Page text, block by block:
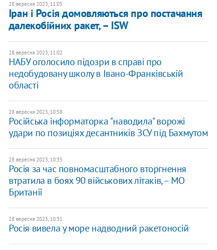
28 вересня 2023, 11:05
Іран і Росія домовляються про постачання
далекобійних ракет, – ISW
28 вересня 2023, 11:02
НАБУ оголосило підозри в справі про
недобудовану школу в Івано-Франківській
області
28 вересня 2023, 10:58
Російська інформаторка "наводила" ворожі
удари по позиціях десантників ЗСУ під Бахмутом
28 вересня 2023, 10:35
Росія за час повномасштабного вторгнення
втратила в боях 90 військових літаків, – МО
Британії
28 вересня 2023, 10:31
Росія вивела у море надводний ракетоносій